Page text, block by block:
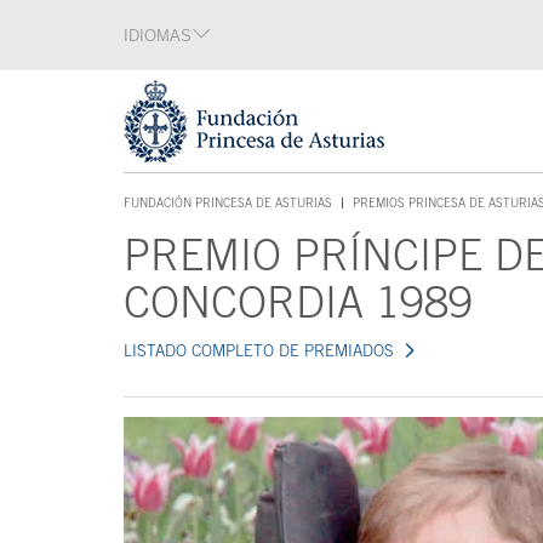
Tecla de acceso 1
IDIOMAS
FUNDACIÓN PRINCESA DE ASTURIAS
TECLA DE ACCESO 1
PREMIOS PRINCESA DE ASTURIAS
Contenido principalPREMIO PRÍNCIPE
CONCORDIA 1989
LISTADO COMPLETO DE PREMIADOS